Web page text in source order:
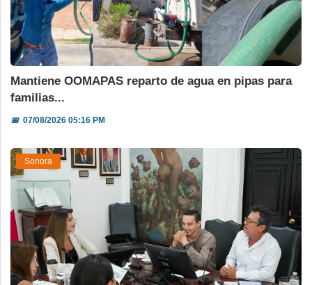
Mantiene OOMAPAS reparto de agua en pipas para
familias...
📅07/08/2026 05:16 PM
Sonora